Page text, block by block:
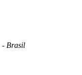
- Brasil